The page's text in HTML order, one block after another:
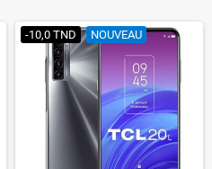
-10,0 TND NOUVEAU